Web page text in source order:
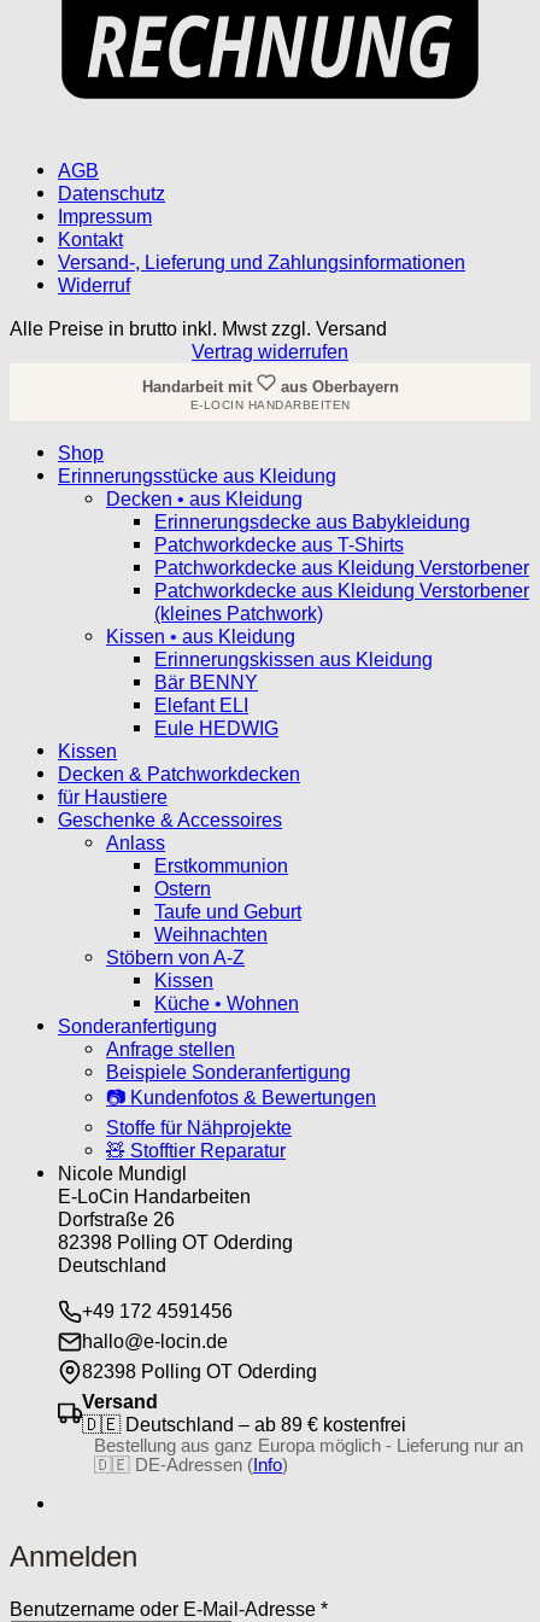
AGB
Datenschutz
Impressum
Kontakt
Versand-, Lieferung und Zahlungsinformationen
Widerruf
Alle Preise in brutto inkl. Mwst zzgl. Versand
Vertrag widerrufen
Handarbeit mit aus Oberbayern
E-LOCIN HANDARBEITEN
Shop
Erinnerungsstücke aus Kleidung
Decken • aus Kleidung
Erinnerungsdecke aus Babykleidung
Patchworkdecke aus T-Shirts
Patchworkdecke aus Kleidung Verstorbener
Patchworkdecke aus Kleidung Verstorbener
(kleines Patchwork)
Kissen • aus Kleidung
Erinnerungskissen aus Kleidung
Bär BENNY
Elefant ELI
Eule HEDWIG
Kissen
Decken & Patchworkdecken
für Haustiere
Geschenke & Accessoires
Anlass
Erstkommunion
Ostern
Taufe und Geburt
Weihnachten
Stöbern von A-Z
Kissen
Küche • Wohnen
Sonderanfertigung
Anfrage stellen
Beispiele Sonderanfertigung
📷 Kundenfotos & Bewertungen
Stoffe für Nähprojekte
🧸 Stofftier Reparatur
Nicole Mundigl
E-LoCin Handarbeiten
Dorfstraße 26
82398 Polling OT Oderding
Deutschland
+49 172 4591456
hallo@e-locin.de
82398 Polling OT Oderding
Versand
🇩🇪 Deutschland – ab 89 € kostenfrei
Bestellung aus ganz Europa möglich - Lieferung nur an
🇩🇪 DE-Adressen ( Info)
Anmelden
Benutzername oder E-Mail-Adresse *Erforderlich